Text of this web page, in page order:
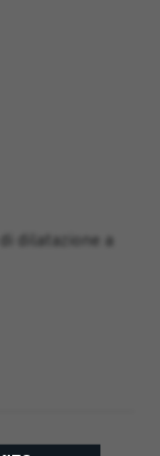
dilatazione a